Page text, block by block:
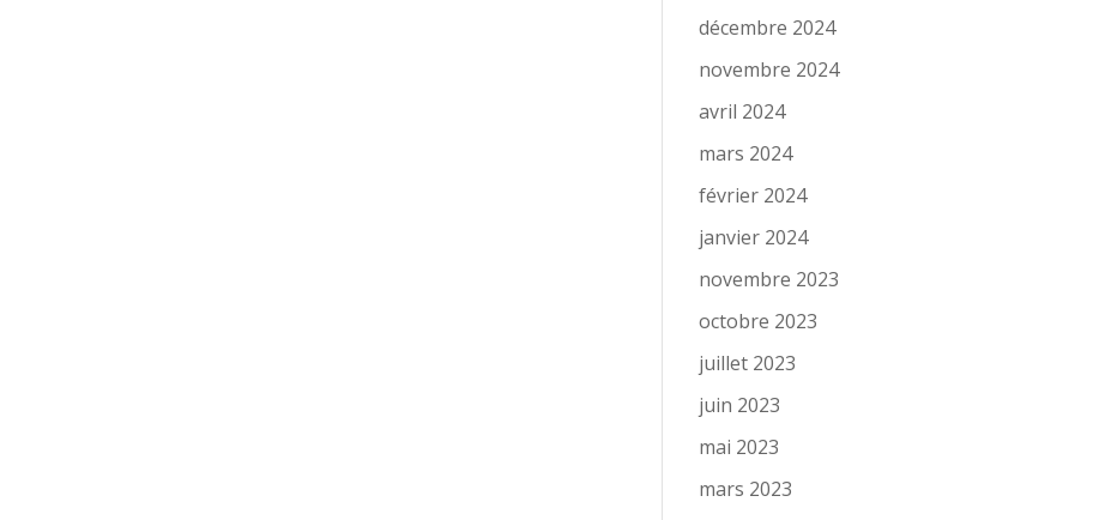
décembre 2024
novembre 2024
avril 2024
mars 2024
février 2024
janvier 2024
novembre 2023
octobre 2023
juillet 2023
juin 2023
mai 2023
mars 2023